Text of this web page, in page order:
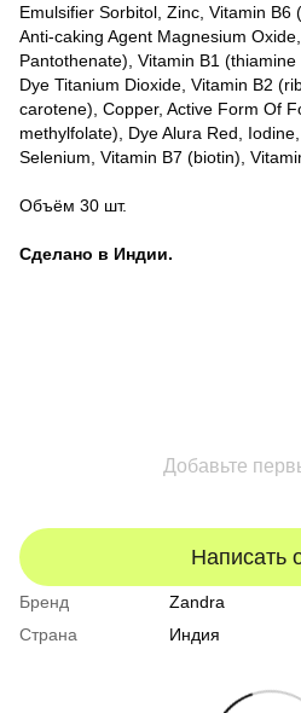
Emulsifier Sorbitol, Zinc, Vitamin B6
Anti-caking Agent Magnesium
Pantothenate), Vitamin B1
Dye Titanium Dioxide, Vitamin B2
carotene), Copper, Active Form Of
methylfolate), Dye Alura Red,
Selenium, Vitamin B7 (biotin),
Объём 30 шт.
Сделано в Индии.
Добавьте
Написать
Бренд
Zandra
Страна
Индия